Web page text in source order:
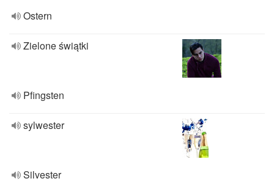
Ostern
Zielone świątki
Pfingsten
sylwester
Silvester